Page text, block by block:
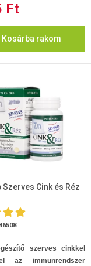
Ft
Kosárba rakom
Szerves Cink és Réz
szerves cinkkel
az immunrendszer